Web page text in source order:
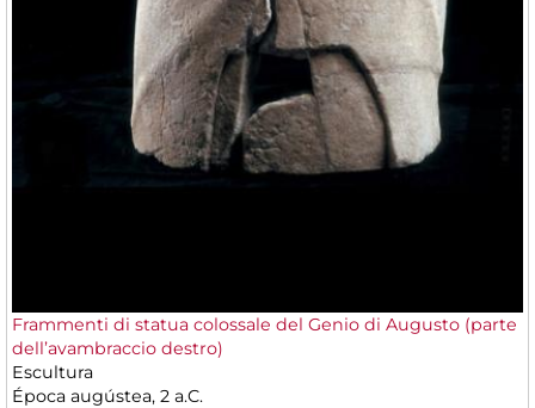
Frammenti di statua colossale del Genio di Augusto (parte
dell’avambraccio destro)
Escultura
Época augústea, 2 a.C.